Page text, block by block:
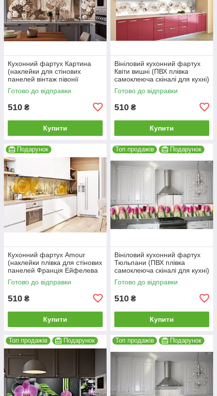
Кухонний фартух Картина
(наклейки для стінових
панелей вінтаж півонії
троянди букети чорно-білий)
600*2000 мм
Готово до відправки
510 ₴
Купити
Вініловий кухонний фартух
Квіти вишні (ПВХ плівка
самоклеюча скіналі для кухні)
600*2000 мм
Готово до відправки
510 ₴
Купити
Подарунок
Кухонний фартух Amour
(наклейки плівка для стінових
панелей Франція Ейфелева
вежа тістечко Лувр) 600*2000
мм
Готово до відправки
510 ₴
Купити
Топ продажів Подарунок
Вініловий кухонний фартух
Тюльпани (ПВХ плівка
самоклеюча скіналі для кухні)
600*2000 мм
Готово до відправки
510 ₴
Купити
Топ продажів Подарунок Топ продажів Подарунок